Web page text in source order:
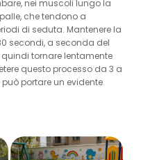
nei muscoli lungo la
che tendono a
di seduta. Mantenere la
secondi, a seconda del
tornare lentamente
questo processo da 3 a
portare un evidente